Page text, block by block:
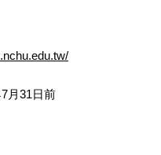
月31日前